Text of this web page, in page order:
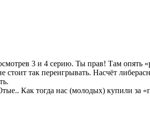
3 и 4 серию. Ты прав! Там опять
так переигрывать. Насчёт
Как тогда нас (молодых) купили за